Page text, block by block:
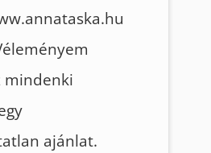
mindenki
ajánlat.